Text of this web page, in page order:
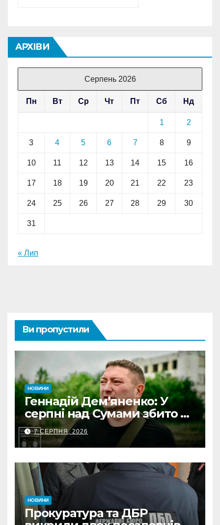
АРХІВИ
Серпень 2026
Пн Вт Ср Чт Пт Сб Нд
1 2
3 4 5 6 7 8 9
10 11 12 13 14 15 16
17 18 19 20 21 22 23
24 25 26 27 28 29 30
31
« Лип
Ви пропустили
НОВИНИ
Геннадій Дем’яненко: У
серпні над Сумами збито 6
КАБів
7 СЕРПНЯ, 2026
НОВИНИ
Прокуратура та ДБР